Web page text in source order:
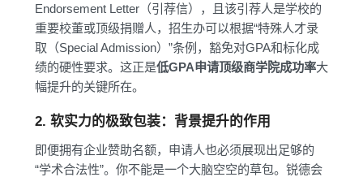
Endorsement Letter（引荐信），且该引荐人是学校的
重要校董或顶级捐赠人，招生办可以根据“特殊人才录
取（Special Admission）”条例，豁免对GPA和标化成
绩的硬性要求。这正是低GPA申请顶级商学院成功率大
幅提升的关键所在。
2. 软实力的极致包装：背景提升的作用
即便拥有企业赞助名额，申请人也必须展现出足够的
“学术合法性”。你不能是一个大脑空空的草包。锐德会